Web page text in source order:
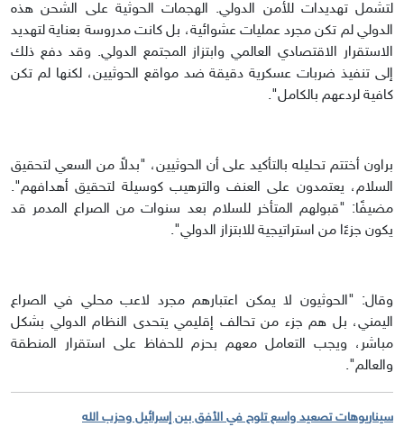
لتشمل تهديدات للأمن الدولي. الهجمات الحوثية على الشحن هذه
الدولي لم تكن مجرد عمليات عشوائية، بل كانت مدروسة بعناية لتهديد
الاستقرار الاقتصادي العالمي وابتزاز المجتمع الدولي. وقد دفع ذلك
إلى تنفيذ ضربات عسكرية دقيقة ضد مواقع الحوثيين، لكنها لم تكن
كافية لردعهم بالكامل".
براون أختتم تحليله بالتأكيد على أن الحوثيين، "بدلاً من السعي لتحقيق
السلام، يعتمدون على العنف والترهيب كوسيلة لتحقيق أهدافهم".
مضيفًا: "قبولهم المتأخر للسلام بعد سنوات من الصراع المدمر قد
يكون جزءًا من استراتيجية للابتزاز الدولي".
وقال: "الحوثيون لا يمكن اعتبارهم مجرد لاعب محلي في الصراع
اليمني، بل هم جزء من تحالف إقليمي يتحدى النظام الدولي بشكل
مباشر، ويجب التعامل معهم بحزم للحفاظ على استقرار المنطقة
والعالم".
سيناريوهات تصعيد واسع تلوح في الأفق بين إسرائيل وحزب الله